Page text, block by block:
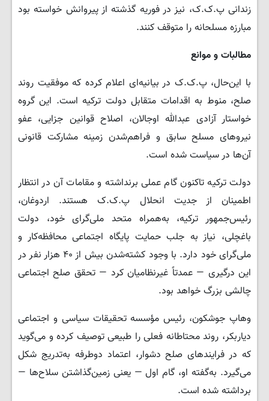
زندانی پ.ک.ک، نیز در فوریه گذشته از پیروانش خواسته بود
مبارزه مسلحانه را متوقف کنند.
مطالبات و موانع
با این‌حال، پ.ک.ک در بیانیه‌ای اعلام کرده که موفقیت روند
صلح، منوط به اقدامات متقابل دولت ترکیه است. این گروه
خواستار آزادی عبدالله اوجالان، اصلاح قوانین جزایی، عفو
نیروهای مسلح سابق و فراهم‌شدن زمینه مشارکت قانونی
آن‌ها در سیاست شده است.
دولت ترکیه تاکنون گام عملی برنداشته و مقامات آن در انتظار
اطمینان از جدیت انحلال پ.ک.ک هستند. اردوغان،
رئیس‌جمهور ترکیه، به‌همراه متحد ملی‌گرای خود، دولت
باغچلی، نیاز به جلب حمایت پایگاه اجتماعی محافظه‌کار و
ملی‌گرای خود دارد. با وجود کشته‌شدن بیش از ۴۰ هزار نفر در
این درگیری — عمدتاً غیرنظامیان کرد — تحقق صلح اجتماعی
چالشی بزرگ خواهد بود.
وهاپ جوشکون، رئیس مؤسسه تحقیقات سیاسی و اجتماعی
دیاربکر، روند محتاطانه فعلی را طبیعی توصیف کرده و می‌گوید
که در فرایندهای صلح دشوار، اعتماد دوطرفه به‌تدریج شکل
می‌گیرد. به‌گفته او، گام اول — یعنی زمین‌گذاشتن سلاح‌ها —
برداشته شده است.